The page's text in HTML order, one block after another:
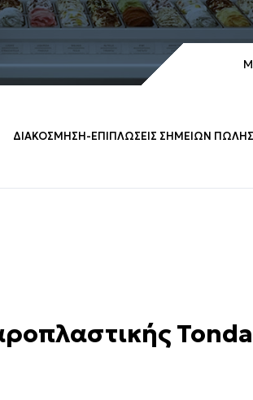
ΔΙΑΚΌΣΜΗΣΗ-ΕΠΙΠΛΏΣΕΙΣ ΣΗΜΕΊΩΝ